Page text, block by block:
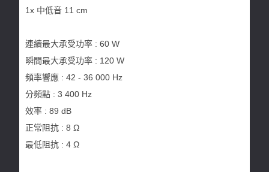
1x 中低音 11 cm
連續最大承受功率 : 60 W
瞬間最大承受功率 : 120 W
頻率響應 : 42 - 36 000 Hz
分頻點 : 3 400 Hz
效率 : 89 dB
正常阻抗 : 8 Ω
最低阻抗 : 4 Ω